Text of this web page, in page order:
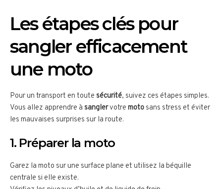
Les étapes clés pour
sangler efficacement
une moto
Pour un transport en toute sécurité, suivez ces étapes simples.
Vous allez apprendre à sanglervotre moto sans stress et éviter
les mauvaises surprises sur la route.
1. Préparer la moto
Garez la moto sur une surface plane et utilisez la béquille
centrale si elle existe.